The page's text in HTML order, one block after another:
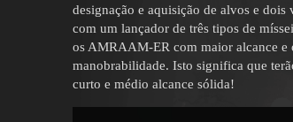
designação e aquisição de alvos e
com um lançador de três tipos de
os AMRAAM-ER com maior alcance
manobrabilidade. Isto significa que
curto e médio alcance sólida!